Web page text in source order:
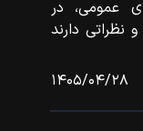
عمومی، در
نظراتی دارند
۱۴۰۵/۰۴/۲۸